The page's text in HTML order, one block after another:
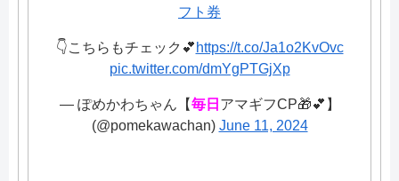
フト券
👇こちらもチェック💕 https://t.co/Ja1o2KvOvc
pic.twitter.com/dmYgPTGjXp
— ぽめかわちゃん【毎日 アマギフCP🎁💕】
(@pomekawachan) June 11, 2024